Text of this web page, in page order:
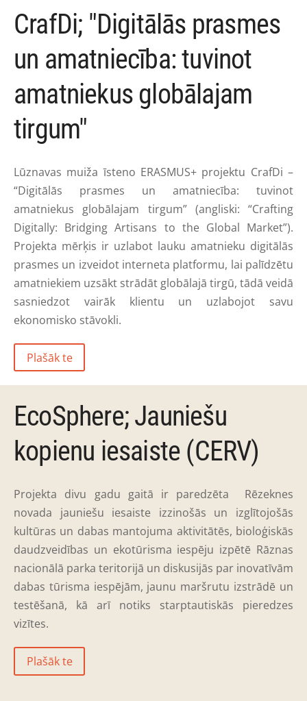
CrafDi; "Digitālās prasmes
un amatniecība: tuvinot
amatniekus globālajam
tirgum"
Lūznavas muiža īsteno ERASMUS+ projektu CrafDi –
“Digitālās prasmes un amatniecība: tuvinot
amatniekus globālajam tirgum” (angliski: “Crafting
Digitally: Bridging Artisans to the Global Market”).
Projekta mērķis ir uzlabot lauku amatnieku digitālās
prasmes un izveidot interneta platformu, lai palīdzētu
amatniekiem uzsākt strādāt globālajā tirgū, tādā veidā
sasniedzot vairāk klientu un uzlabojot savu
ekonomisko stāvokli.
Plašāk te
EcoSphere; Jauniešu
kopienu iesaiste (CERV)
Projekta divu gadu gaitā ir paredzēta Rēzeknes
novada jauniešu iesaiste izzinošās un izglītojošās
kultūras un dabas mantojuma aktivitātēs, bioloģiskās
daudzveidības un ekotūrisma iespēju izpētē Rāznas
nacionālā parka teritorijā un diskusijās par inovatīvām
dabas tūrisma iespējām, jaunu maršrutu izstrādē un
testēšanā, kā arī notiks starptautiskās pieredzes
vizītes.
Plašāk te